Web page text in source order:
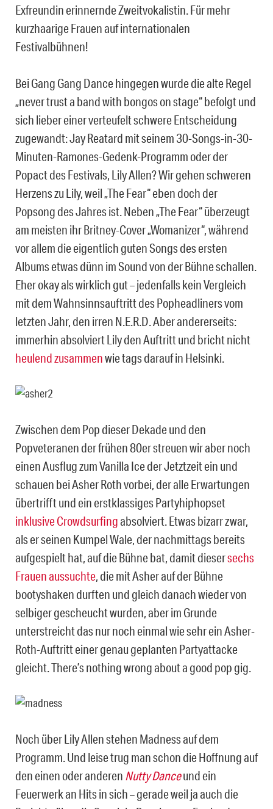
Exfreundin erinnernde Zweitvokalistin. Für mehr
kurzhaarige Frauen auf internationalen
Festivalbühnen!
Bei Gang Gang Dance hingegen wurde die alte Regel
„never trust a band with bongos on stage“ befolgt und
sich lieber einer verteufelt schwere Entscheidung
zugewandt: Jay Reatard mit seinem 30-Songs-in-30-
Minuten-Ramones-Gedenk-Programm oder der
Popact des Festivals, Lily Allen? Wir gehen schweren
Herzens zu Lily, weil „The Fear“ eben doch der
Popsong des Jahres ist. Neben „The Fear“ überzeugt
am meisten ihr Britney-Cover „Womanizer“, während
vor allem die eigentlich guten Songs des ersten
Albums etwas dünn im Sound von der Bühne schallen.
Eher okay als wirklich gut – jedenfalls kein Vergleich
mit dem Wahnsinnsauftritt des Popheadliners vom
letzten Jahr, den irren N.E.R.D. Aber andererseits:
immerhin absolviert Lily den Auftritt und bricht nicht
heulend zusammenwie tags darauf in Helsinki.
Zwischen dem Pop dieser Dekade und den
Popveteranen der frühen 80er streuen wir aber noch
einen Ausflug zum Vanilla Ice der Jetztzeit ein und
schauen bei Asher Roth vorbei, der alle Erwartungen
übertrifft und ein erstklassiges Partyhiphopset
inklusive Crowdsurfingabsolviert. Etwas bizarr zwar,
als er seinen Kumpel Wale, der nachmittags bereits
aufgespielt hat, auf die Bühne bat, damit diesersechs
Frauen aussuchte, die mit Asher auf der Bühne
bootyshaken durften und gleich danach wieder von
selbiger gescheucht wurden, aber im Grunde
unterstreicht das nur noch einmal wie sehr ein Asher-
Roth-Auftritt einer genau geplanten Partyattacke
gleicht. There’s nothing wrong about a good pop gig.
Noch über Lily Allen stehen Madness auf dem
Programm. Und leise trug man schon die Hoffnung auf
den einen oder anderen Nutty Danceund ein
Feuerwerk an Hits in sich – gerade weil ja auch die